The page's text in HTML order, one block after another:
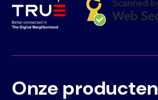
Voet
Primair
Onze producten